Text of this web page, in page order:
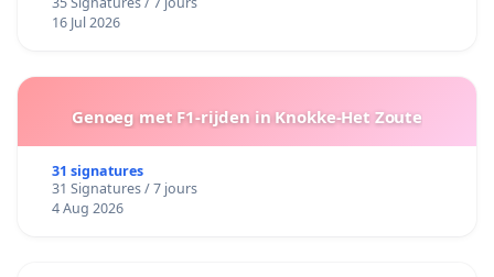
16 Jul 2026
Genoeg met F1-rijden in Knokke-Het Zoute
31 signatures
31 Signatures / 7 jours
4 Aug 2026